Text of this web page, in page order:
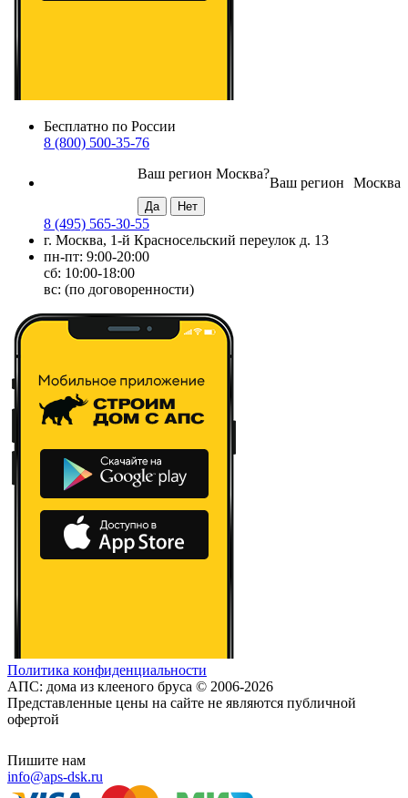
Бесплатно по России
8 (800) 500-35-76
Москва
Ваш регион
Ваш регион Москва?
8 (495) 565-30-55
г. Москва, 1-й Красносельский переулок д. 13
пн-пт: 9:00-20:00
сб: 10:00-18:00
вс: (по договоренности)
Политика конфиденциальности
АПС: дома из клееного бруса © 2006-2026
Представленные цены на сайте не являются публичной
офертой
Пишите нам
info@aps-dsk.ru